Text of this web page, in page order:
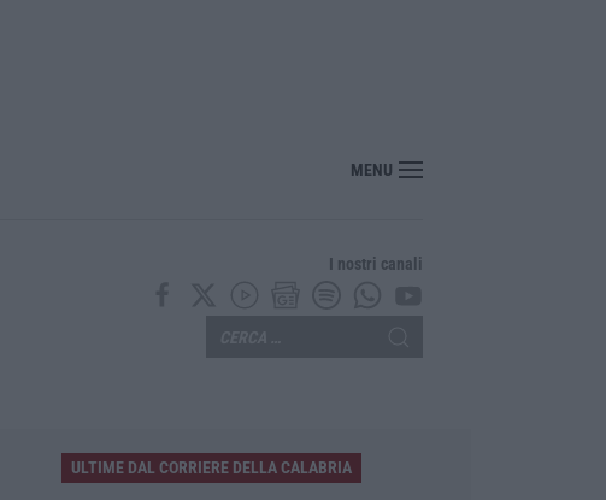
MENU
I nostri canali
ULTIME DAL CORRIERE DELLA CALABRIA